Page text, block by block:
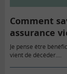
Comment
assurance
Je pense être
vient de décéder....